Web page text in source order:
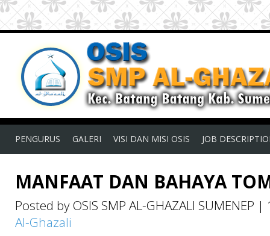
PENGURUS GALERI VISI DAN MISI OSIS JOB
MANFAAT DAN BAHAYA
Posted by OSIS SMP AL-GHAZALI SUMENEP |
Al-Ghazali